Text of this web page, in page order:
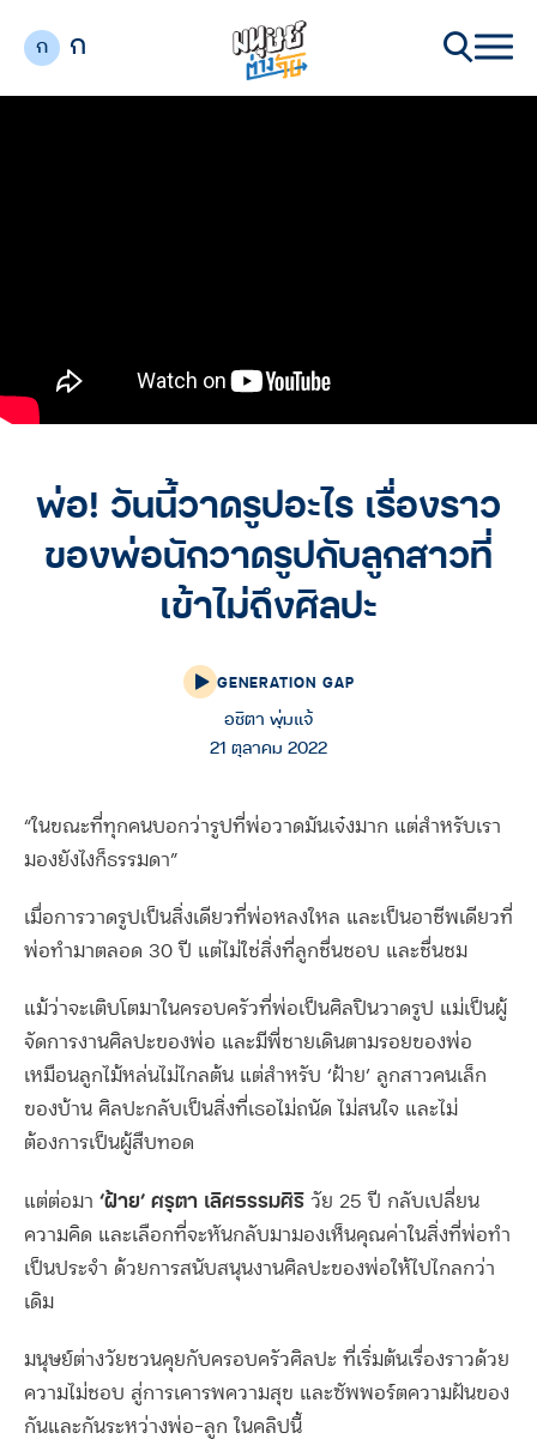
ก ก
พ่อ! วันนี้วาดรูปอะไร เรื่องราว
ของพ่อนักวาดรูปกับลูกสาวที่
เข้าไม่ถึงศิลปะ
GENERATION GAP
อชิตา พุ่มแจ้
21 ตุลาคม 2022
“ในขณะที่ทุกคนบอกว่ารูปที่พ่อวาดมันเจ๋งมาก แต่สำหรับเรา
มองยังไงก็ธรรมดา”
เมื่อการวาดรูปเป็นสิ่งเดียวที่พ่อหลงใหล และเป็นอาชีพเดียวที่
พ่อทำมาตลอด 30 ปี แต่ไม่ใช่สิ่งที่ลูกชื่นชอบ และชื่นชม
แม้ว่าจะเติบโตมาในครอบครัวที่พ่อเป็นศิลปินวาดรูป แม่เป็นผู้
จัดการงานศิลปะของพ่อ และมีพี่ชายเดินตามรอยของพ่อ
เหมือนลูกไม้หล่นไม่ไกลต้น แต่สำหรับ ‘ฝ้าย’ ลูกสาวคนเล็ก
ของบ้าน ศิลปะกลับเป็นสิ่งที่เธอไม่ถนัด ไม่สนใจ และไม่
ต้องการเป็นผู้สืบทอด
แต่ต่อมา ‘ฝ้าย’ ศรุตา เลิศธรรมศิริ วัย 25 ปี กลับเปลี่ยน
ความคิด และเลือกที่จะหันกลับมามองเห็นคุณค่าในสิ่งที่พ่อทำ
เป็นประจำ ด้วยการสนับสนุนงานศิลปะของพ่อให้ไปไกลกว่า
เดิม
มนุษย์ต่างวัยชวนคุยกับครอบครัวศิลปะ ที่เริ่มต้นเรื่องราวด้วย
ความไม่ชอบ สู่การเคารพความสุข และซัพพอร์ตความฝันของ
กันและกันระหว่างพ่อ-ลูก ในคลิปนี้